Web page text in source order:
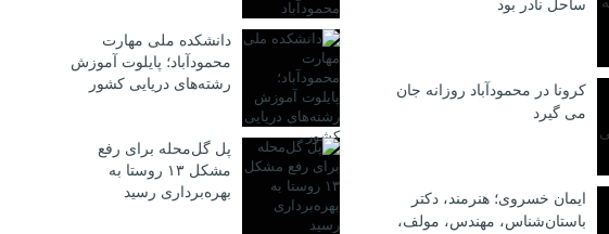
ساحل نادر بود
کرونا در محمودآباد روزانه جان
می گیرد
ایمان خسروی؛ هنرمند، دکتر
باستان‌شناس، مهندس، مولف،
دانشکده ملی مهارت
محمودآباد؛ پایلوت آموزش
رشته‌های دریایی کشور
پل گل‌محله برای رفع
مشکل ۱۳ روستا به
بهره‌برداری رسید